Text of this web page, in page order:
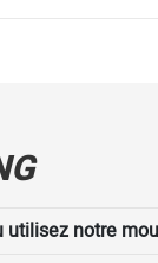
utilisez notre